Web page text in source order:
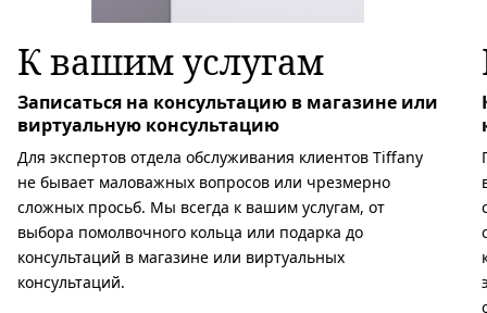
К вашим услугам
Записаться на консультацию в магазине или
виртуальную консультацию
Для экспертов отдела обслуживания клиентов Tiffany
не бывает маловажных вопросов или чрезмерно
сложных просьб. Мы всегда к вашим услугам, от
выбора помолвочного кольца или подарка до
консультаций в магазине или виртуальных
консультаций.